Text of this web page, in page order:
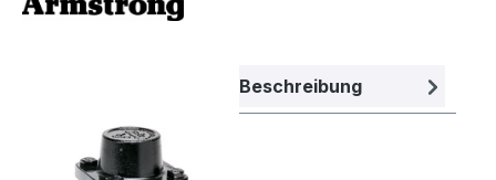
Bildergalerie überspringenBeschreibung